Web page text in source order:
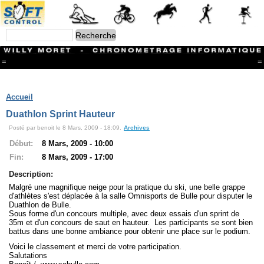
= =
Branches
CONTACT
Ski ALPIN
Triathlon
Ski Nordique
Courses à pieds
VTT
Athlétisme
Slalom In-Line
Caisse à savon
Coupe "Journal La Gruyère"
Hippisme
Marche
Archives
Accueil
Duathlon Sprint Hauteur
Posté par benoit le 8 Mars, 2009 - 18:09. Archives
Début:
8 Mars, 2009 - 10:00
Fin:
8 Mars, 2009 - 17:00
Description:
Malgré une magnifique neige pour la pratique du ski, une belle grappe
d'athlètes s'est déplacée à la salle Omnisports de Bulle pour disputer le
Duathlon de Bulle.
Sous forme d'un concours multiple, avec deux essais d'un sprint de
35m et d'un concours de saut en hauteur. Les participants se sont bien
battus dans une bonne ambiance pour obtenir une place sur le podium.
Voici le classement et merci de votre participation.
Salutations